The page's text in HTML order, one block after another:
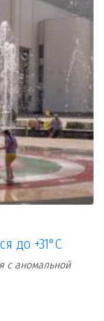
до +31°С
с аномальной